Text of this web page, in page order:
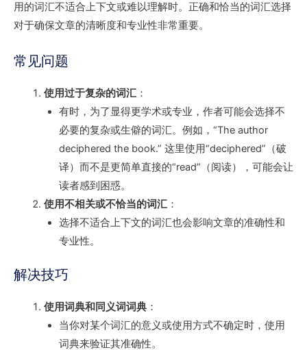
用的词汇不适合上下文或难以理解时。正确和恰当的词汇选择
对于确保文章的清晰度和专业性非常重要。
常见问题
使用过于复杂的词汇：
有时，为了显得更学术或专业，作者可能会选择不
必要的复杂或生僻的词汇。例如，“The author
deciphered the book.” 这里使用“deciphered”（破
译）而不是更简单直接的“read”（阅读），可能会让
读者感到困惑。
使用不相关或不恰当的词汇：
选择不适合上下文的词汇也会影响文章的准确性和
专业性。
解决技巧
使用词典和同义词词典：
当你对某个词汇的意义或使用方式不确定时，使用
词典来验证其准确性。